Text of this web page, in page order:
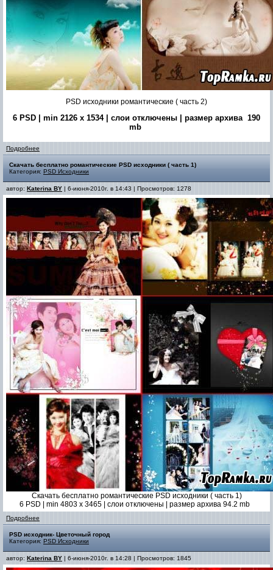
PSD исходники романтические ( часть 2)
6 PSD | min 2126 x 1534 | слои отключены | размер архива 190
mb
Подробнее
Скачать бесплатно романтические PSD исходники ( часть 1)
Категория: PSD Исходники
автор: Katerina BY | 6-июня-2010г. в 14:43 | Просмотров: 1278
Скачать бесплатно романтические PSD исходники ( часть 1)
6 PSD | min 4803 x 3465 | слои отключены | размер архива 94.2 mb
Подробнее
PSD исходник- Цветочный город
Категория: PSD Исходники
автор: Katerina BY | 6-июня-2010г. в 14:28 | Просмотров: 1845